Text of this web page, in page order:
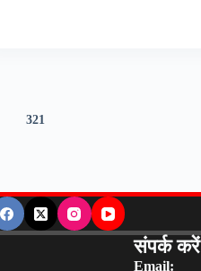
विवाद,
क्रेट
से
महिला
321
संपर्क करें
Email: